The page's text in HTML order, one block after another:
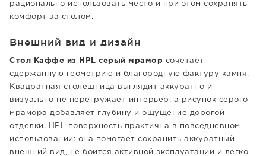
рационально использовать место и при этом сохранять
комфорт за столом.
Внешний вид и дизайн
Стол Каффе из HPL серый мрамор сочетает
сдержанную геометрию и благородную фактуру камня.
Квадратная столешница выглядит аккуратно и
визуально не перегружает интерьер, а рисунок серого
мрамора добавляет глубину и ощущение дорогой
отделки. HPL-поверхность практична в повседневном
использовании: она помогает сохранить аккуратный
внешний вид, не боится активной эксплуатации и легко